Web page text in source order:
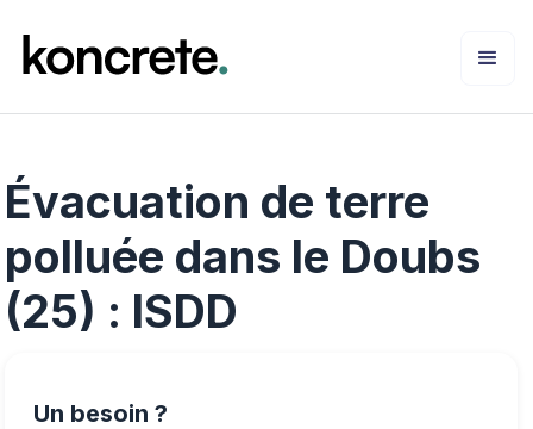
Évacuation de terre
polluée dans le Doubs
(25) : ISDD
Un besoin ?